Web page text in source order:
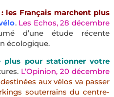
les Français marchent plus
. Les Echos, 28 décembre
d’une étude récente
écologique.
plus pour stationner votre
L’Opinion, 20 décembre
aux vélos va passer
souterrains du centre-